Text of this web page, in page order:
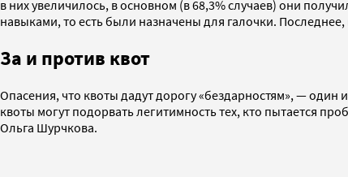
в них увеличилось, в основном (в 68,3% случаев) они
навыками, то есть были назначены для галочки.
За и против квот
Опасения, что квоты дадут дорогу «бездарностям», —
квоты могут подорвать легитимность тех, кто пытается
Ольга Шурчкова.